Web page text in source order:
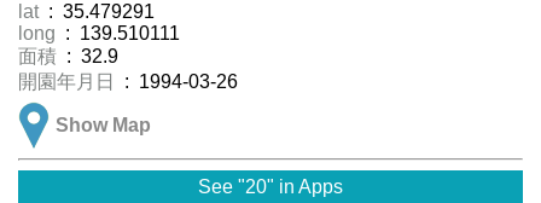
lat : 35.479291
long : 139.510111
面積 : 32.9
開園年月日
: 1994-03-26
Show Map
See "20" in Apps